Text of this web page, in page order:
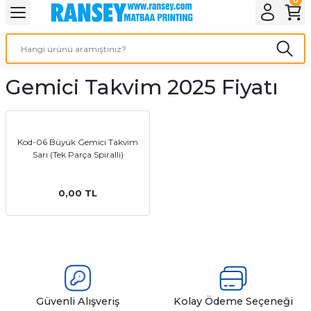
Geri Dön
Geri Dön
Geri Dön
Geri Dön
Ürünleri
Geri Dön
Geri Dön
Geri Dön
Gemici Takvim 2025 Fiyatı
Kod-06 Büyük Gemici Takvim
Sarı (Tek Parça Spiralli)
0,00 TL
Güvenli Alışveriş Kolay Ödeme Seçeneği